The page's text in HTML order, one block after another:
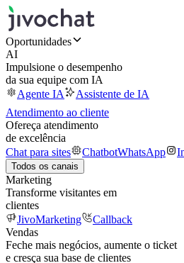
Oportunidades
AI
Impulsione o desempenho
da sua equipe com IA
Agente IA
Assistente de IA
Atendimento ao cliente
Ofereça atendimento
de excelência
Chat para sites
ChatbotWhatsApp
Todos os canais
Marketing
Transforme visitantes em
clientes
JivoMarketing
Callback
Vendas
Feche mais negócios, aumente o ticket
e cresça sua base de clientes